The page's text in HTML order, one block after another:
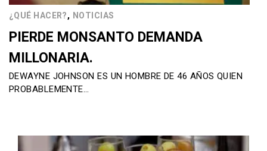
¿QUÉ HACER?, NOTICIAS
PIERDE MONSANTO DEMANDA
MILLONARIA.
DEWAYNE JOHNSON ES UN HOMBRE DE 46 AÑOS QUIEN
PROBABLEMENTE…